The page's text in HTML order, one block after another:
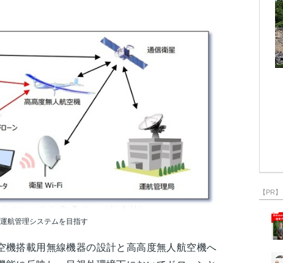
航管理システムを目指す
機搭載用無線機器の設計と高高度無人航空機へ
【PR】